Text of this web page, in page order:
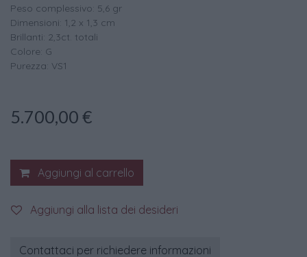
Peso complessivo: 5,6 gr
Dimensioni: 1,2 x 1,3 cm
Brillanti: 2,3ct. totali
Colore: G
Purezza: VS1
5.700,00 €
Aggiungi al carrello
Aggiungi alla lista dei desideri
Contattaci per richiedere informazioni